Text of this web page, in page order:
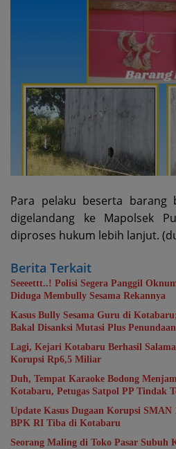
Para pelaku beserta barang
digelandang ke Mapolsek
diproses hukum lebih lanjut.
Berita Terkait
Seeeettt..! Polisi Segera Panggil
Diduga Membully Sesama Rekannya
Kasus Bully Sesama Guru di
Bakal Disanksi Mutasi Plus
Lagi, Kejari Kotabaru Berhasil
Korupsi Rp6,5 Miliar
Duh, Tempat Karaoke Bodong
Kotabaru, Petugas Satpol PP Tindak
Update Kasus Dugaan Korupsi
BPK RI Tiba di Kotabaru
Seorang Maling di Toko Pasar Subuh